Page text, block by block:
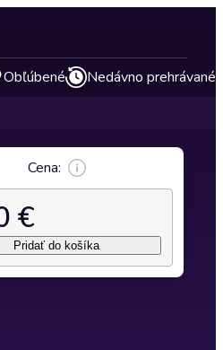
Obľúbené Nedávno prehrávané
Cena:
€
Pridať do košíka